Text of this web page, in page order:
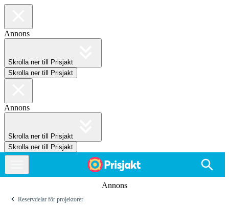
Annons
Skrolla ner till Prisjakt
Skrolla ner till Prisjakt
Annons
Skrolla ner till Prisjakt
Skrolla ner till Prisjakt
Annons
Reservdelar för projektorer